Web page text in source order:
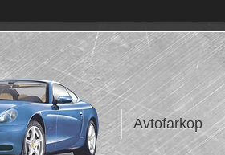
Avtofarkop